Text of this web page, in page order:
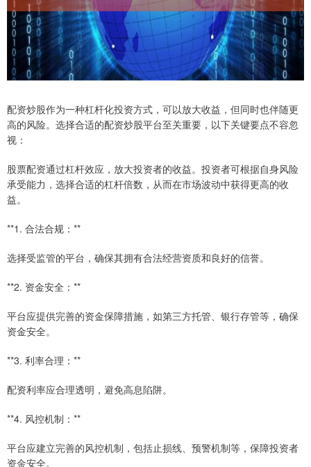
配资炒股作为一种杠杆化投资方式，可以放大收益，但同时也伴随更
高的风险。选择合适的配资炒股平台至关重要，以下关键要点不容忽
视：
股票配资通过杠杆效应，放大投资者的收益。投资者可根据自身风险
承受能力，选择合适的杠杆倍数，从而在市场波动中获得更高的收
益。
**1. 合法合规：**
选择受监管的平台，确保其拥有合法经营资质和良好的信誉。
**2. 资金安全：**
平台应提供完善的资金保障措施，如第三方托管、银行存管等，确保
资金安全。
**3. 利率合理：**
配资利率应合理透明，避免高息陷阱。
**4. 风控机制：**
平台应建立完善的风控机制，包括止损线、预警机制等，保障投资者
资金安全。